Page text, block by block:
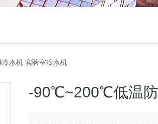
水机 实验室冷水机
-90℃~200℃低温防